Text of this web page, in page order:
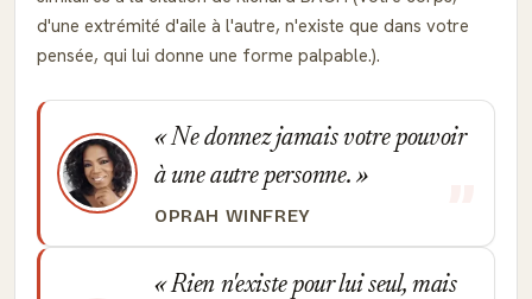
d'une extrémité d'aile à l'autre, n'existe que dans votre
pensée, qui lui donne une forme palpable.).
Ne donnez jamais votre pouvoir
à une autre personne.
OPRAH WINFREY
Rien n'existe pour lui seul, mais